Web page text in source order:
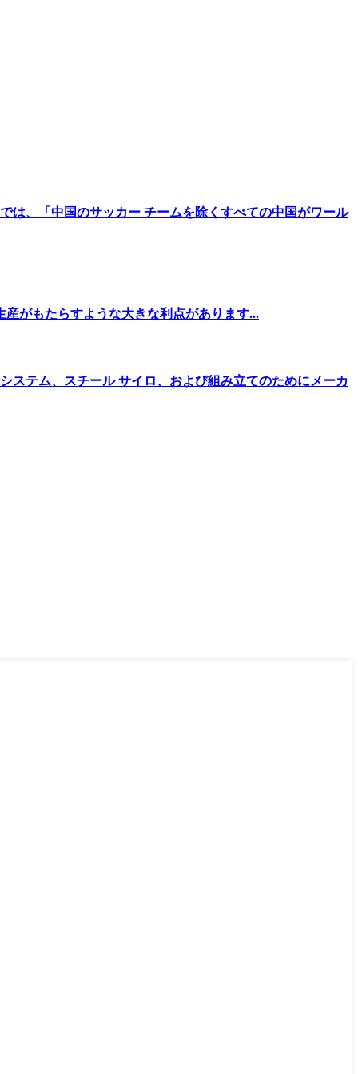
は、「中国のサッカー チームを除くすべての中国がワール
がもたらすような大きな利点があります...
ステム、スチール サイロ、および組み立てのためにメーカ